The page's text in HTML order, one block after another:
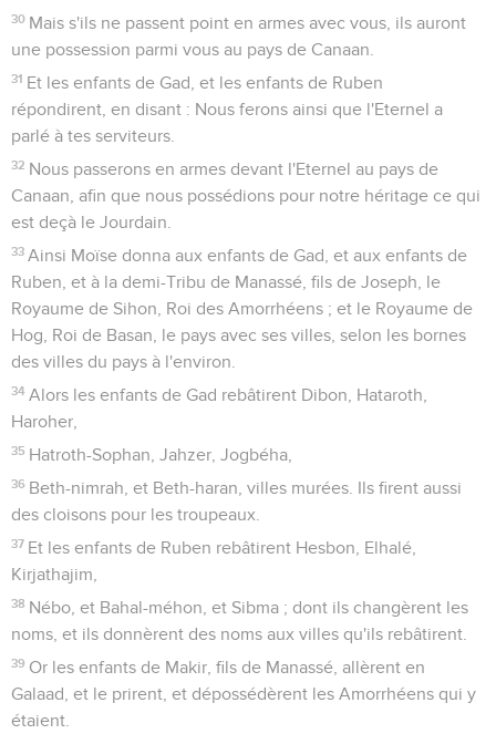
30 Mais s'ils ne passent point en armes avec vous, ils auront
une possession parmi vous au pays de Canaan.
31 Et les enfants de Gad, et les enfants de Ruben
répondirent, en disant : Nous ferons ainsi que l'Eternel a
parlé à tes serviteurs.
32 Nous passerons en armes devant l'Eternel au pays de
Canaan, afin que nous possédions pour notre héritage ce qui
est deçà le Jourdain.
33 Ainsi Moïse donna aux enfants de Gad, et aux enfants de
Ruben, et à la demi-Tribu de Manassé, fils de Joseph, le
Royaume de Sihon, Roi des Amorrhéens ; et le Royaume de
Hog, Roi de Basan, le pays avec ses villes, selon les bornes
des villes du pays à l'environ.
34 Alors les enfants de Gad rebâtirent Dibon, Hataroth,
Haroher,
35 Hatroth-Sophan, Jahzer, Jogbéha,
36 Beth-nimrah, et Beth-haran, villes murées. Ils firent aussi
des cloisons pour les troupeaux.
37 Et les enfants de Ruben rebâtirent Hesbon, Elhalé,
Kirjathajim,
38 Nébo, et Bahal-méhon, et Sibma ; dont ils changèrent les
noms, et ils donnèrent des noms aux villes qu'ils rebâtirent.
39 Or les enfants de Makir, fils de Manassé, allèrent en
Galaad, et le prirent, et dépossédèrent les Amorrhéens qui y
étaient.